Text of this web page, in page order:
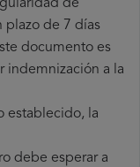
de
plazo de 7 días
documento es
indemnización a la
establecido, la
debe esperar a